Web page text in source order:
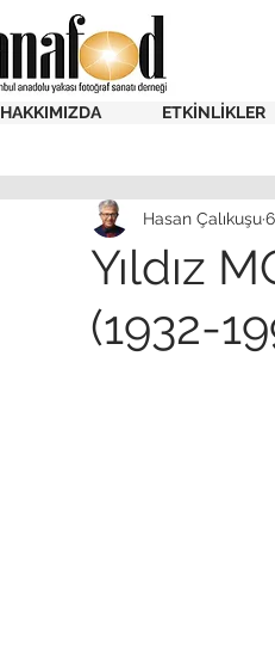
HAKKIMIZDA ETKİNLİKLER
Yıldız
(1932-
Hasan Çalıkuşu